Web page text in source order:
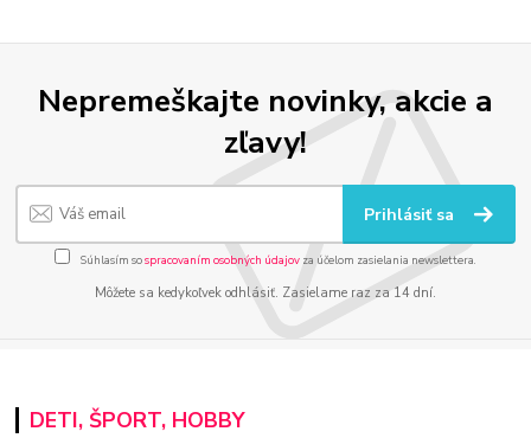
Nepremeškajte novinky, akcie a
zľavy!
Prihlásiť sa
Súhlasím sospracovaním osobných údajov za účelom zasielania newslettera.
Môžete sa kedykoľvek odhlásiť. Zasielame raz za 14 dní.
DETI, ŠPORT, HOBBY